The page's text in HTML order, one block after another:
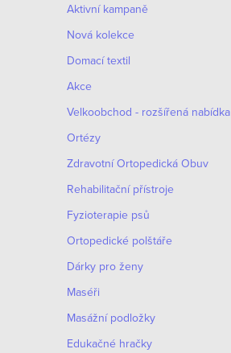
Aktivní kampaně
Nová kolekce
Domací textil
Akce
Velkoobchod - rozšířená nabídka
Ortézy
Zdravotní Ortopedická Obuv
Rehabilitační přístroje
Fyzioterapie psů
Ortopedické polštáře
Dárky pro ženy
Maséři
Masážní podložky
Edukačné hračky